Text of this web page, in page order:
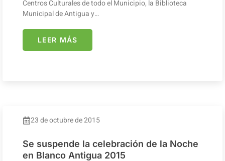
Centros Culturales de todo el Municipio, la Biblioteca
Municipal de Antigua y…
LEER MÁS
23 de octubre de 2015
Se suspende la celebración de la Noche
en Blanco Antigua 2015